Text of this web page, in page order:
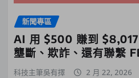
新聞專區
AI 用 $500 賺到
壟斷、欺詐、還有聯繫
科技主筆吳有擇 2 月 22, 2026